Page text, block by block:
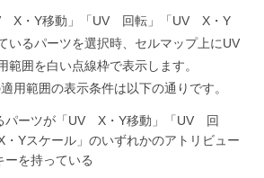
X・Y移動」「UV 回転」「UV X・Y
いるパーツを選択時、セルマップ上にUV
囲を白い点線枠で表示します。
用範囲の表示条件は以下の通りです。
パーツが 「UV X・Y移動」「UV
回
Yスケール」 のいずれかのアトリビュー
ーを持っている